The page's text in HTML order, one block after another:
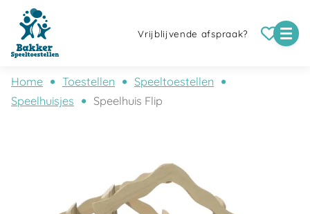
Vrijblijvende afspraak?
Home Toestellen
Speeltoestellen
Speelhuisjes
Speelhuis Flip